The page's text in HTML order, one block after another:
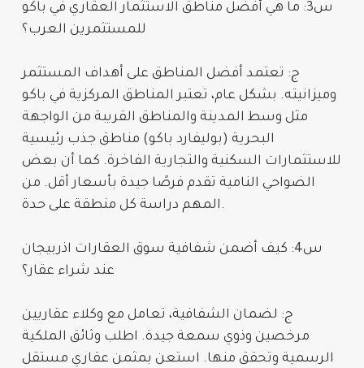
س3: ما هي
أفضل مناطق الاستثمار العقاري في باكو
للمستثمرين العرب؟
ج: تعتمد أفضل المناطق على أهداف المستثمر
وميزانيته. بشكل عام، تعتبر المناطق المركزية في باكو
مثل وسط المدينة والمناطق القريبة من الواجهة
البحرية (بوليفارد باكو) مناطق جذب رئيسية
للاستثمارات السكنية والتجارية الفاخرة. كما أن بعض
الضواحي النامية تقدم فرصًا جيدة بأسعار أقل. من
المهم دراسة كل منطقة على حدة.
س4: كيف أضمن
شفافية سوق العقارات اذربيجان
عند شراء عقار؟
ج: لضمان الشفافية، تعامل مع وكلاء عقاريين
مرخصين وذوي سمعة جيدة. اطلب وثائق الملكية
الرسمية وتحقق منها. استعن بمثمن عقاري مستقل